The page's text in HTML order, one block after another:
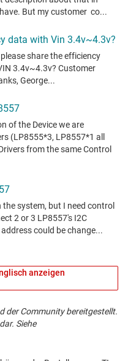
anzeigen
der Community bereitgestellt.
Siehe